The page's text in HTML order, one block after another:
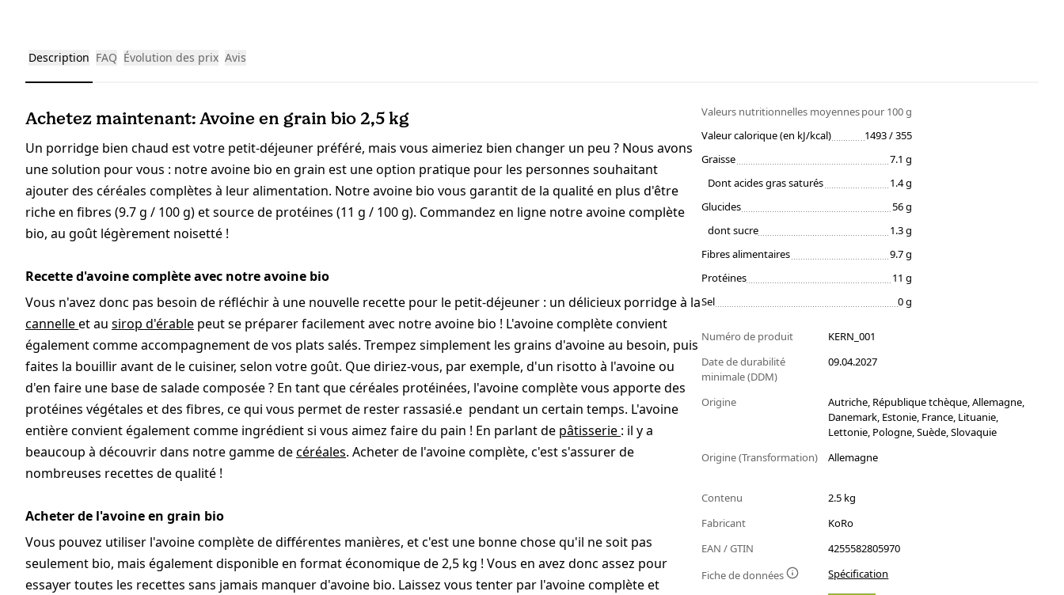
Description FAQ Évolution des prix Avis
Achetez maintenant: Avoine en grain bio 2,5 kg
Un porridge bien chaud est votre petit-déjeuner préféré, mais vous aimeriez bien changer un peu ? Nous avons
une solution pour vous : notre avoine bio en grain est une option pratique pour les personnes souhaitant
ajouter des céréales complètes à leur alimentation. Notre avoine bio vous garantit de la qualité en plus d'être
riche en fibres (9.7 g / 100 g) et source de protéines (11 g / 100 g). Commandez en ligne notre avoine complète
bio, au goût légèrement noisetté !
Recette d'avoine complète avec notre avoine bio
Vous n'avez donc pas besoin de réfléchir à une nouvelle recette pour le petit-déjeuner : un délicieux porridge à la
cannelleet au sirop d'érable peut se préparer facilement avec notre avoine bio ! L'avoine complète convient
également comme accompagnement de vos plats salés. Trempez simplement les grains d'avoine au besoin, puis
faites la bouillir avant de le cuisiner, selon votre goût. Que diriez-vous, par exemple, d'un risotto à l'avoine ou
d'en faire une base de salade composée ? En tant que céréales protéinées, l'avoine complète vous apporte des
protéines végétales et des fibres, ce qui vous permet de rester rassasié.e pendant un certain temps. L'avoine
entière convient également comme ingrédient si vous aimez faire du pain ! En parlant de pâtisserie : il y a
beaucoup à découvrir dans notre gamme decéréales. Acheter de l'avoine complète, c'est s'assurer de
nombreuses recettes de qualité !
Acheter de l'avoine en grain bio
Vous pouvez utiliser l'avoine complète de différentes manières, et c'est une bonne chose qu'il ne soit pas
seulement bio, mais également disponible en format économique de 2,5 kg ! Vous en avez donc assez pour
essayer toutes les recettes sans jamais manquer d'avoine bio. Laissez vous tenter par l'avoine complète et
Valeurs nutritionnelles moyennespour 100 g
Valeur calorique (en kJ/kcal)
1493 / 355
Graisse
7.1 g
Dont acides gras saturés
1.4 g
Glucides
56 g
dont sucre
1.3 g
Fibres alimentaires
9.7 g
Protéines
11 g
Sel
0 g
Numéro de produit
KERN_001
Date de durabilité
minimale (DDM)
09.04.2027
Origine
Autriche, République tchèque, Allemagne,
Danemark, Estonie, France, Lituanie,
Lettonie, Pologne, Suède, Slovaquie
Origine (Transformation)
Allemagne
Contenu
2.5 kg
Fabricant
KoRo
EAN / GTIN
4255582805970
Fiche de données
Spécification